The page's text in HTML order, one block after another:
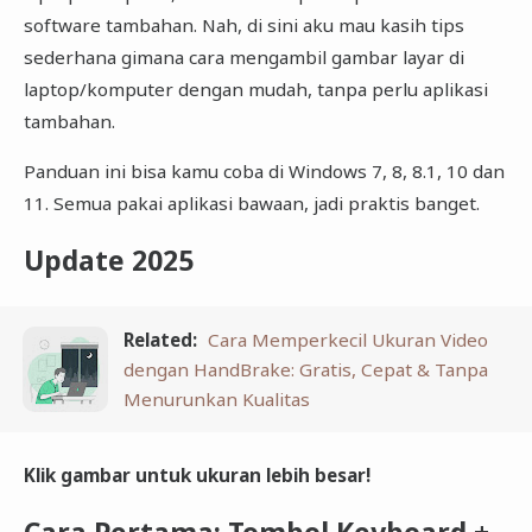
software tambahan. Nah, di sini aku mau kasih tips
sederhana gimana cara mengambil gambar layar di
laptop/komputer dengan mudah, tanpa perlu aplikasi
tambahan.
Panduan ini bisa kamu coba di Windows 7, 8, 8.1, 10 dan
11. Semua pakai aplikasi bawaan, jadi praktis banget.
Update 2025
Related: Cara Memperkecil Ukuran Video
dengan HandBrake: Gratis, Cepat & Tanpa
Menurunkan Kualitas
Klik gambar untuk ukuran lebih besar!